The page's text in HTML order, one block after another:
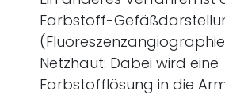
Farbstoff-
Netzhaut: Dabei wird eine
Farbstofflösung in die